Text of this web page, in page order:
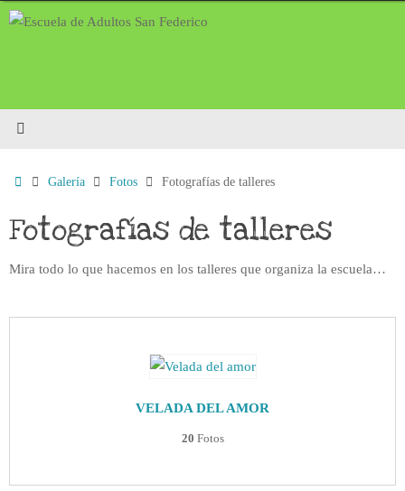
Saltar
InicioGalería Fotos Fotografías de talleres
Fotografías de talleres
Mira todo lo que hacemos en los talleres que organiza la escuela…
VELADA DEL AMOR
20 Fotos